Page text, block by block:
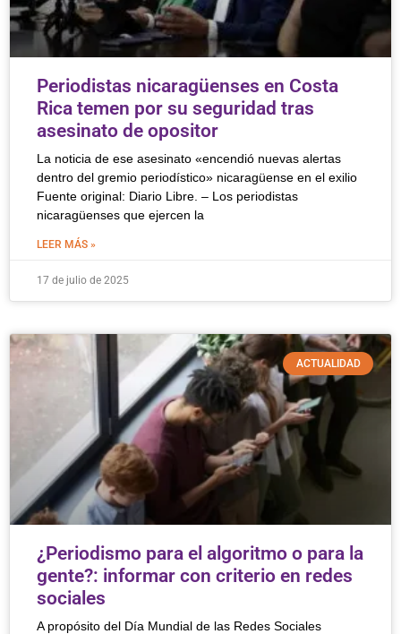
Periodistas nicaragüenses en Costa
Rica temen por su seguridad tras
asesinato de opositor
La noticia de ese asesinato «encendió nuevas alertas
dentro del gremio periodístico» nicaragüense en el exilio
Fuente original: Diario Libre. – Los periodistas
nicaragüenses que ejercen la
LEER MÁS »
17 de julio de 2025
ACTUALIDAD
¿Periodismo para el algoritmo o para la
gente?: informar con criterio en redes
sociales
A propósito del Día Mundial de las Redes Sociales